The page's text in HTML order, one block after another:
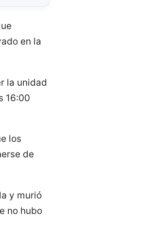
en la
la unidad
16:00
los
de
y murió
no hubo